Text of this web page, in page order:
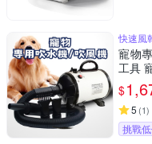
快速風
寵物
工具
$
5 (1)
挑戰